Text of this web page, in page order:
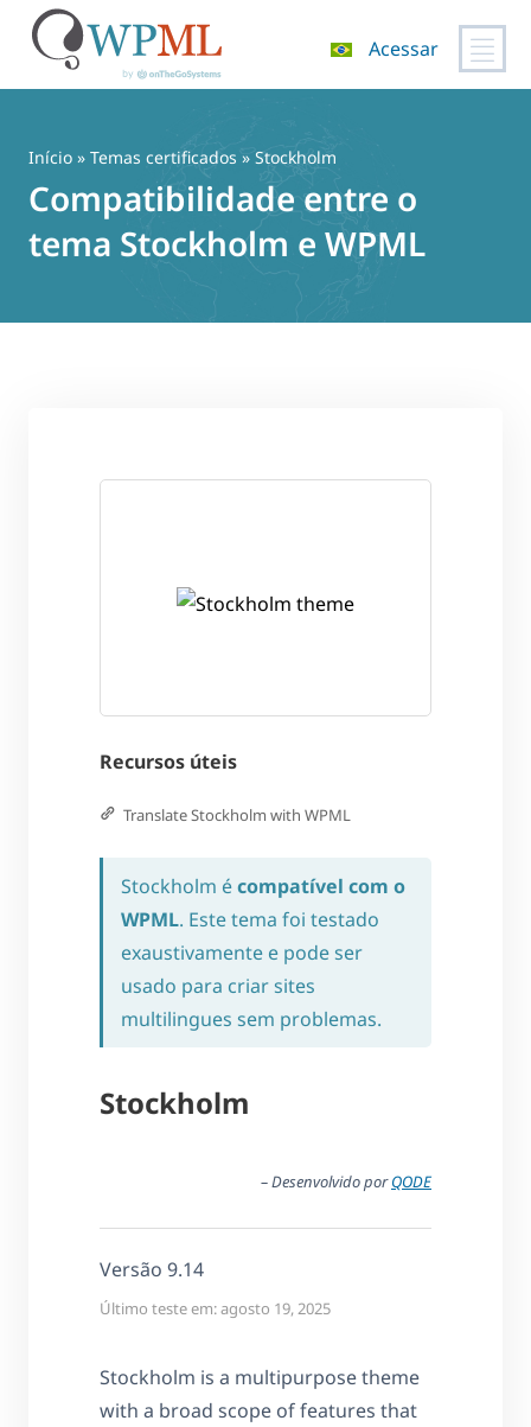
Acessar
Início » Temas certificados » Stockholm
Compatibilidade entre o
tema Stockholm e WPML
Recursos úteis
Translate Stockholm with WPML
Stockholm écompatível com o
WPML. Este tema foi testado
exaustivamente e pode ser
usado para criar sites
multilingues sem problemas.
Stockholm
– Desenvolvido porQODE
Versão 9.14
Último teste em: agosto 19, 2025
Stockholm is a multipurpose theme
with a broad scope of features that